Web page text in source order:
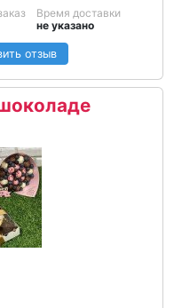
Время доставки
не указано
отзыв